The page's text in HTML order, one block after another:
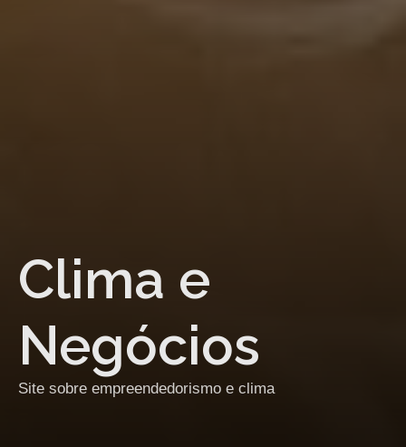
Clima e
Negócios
Site sobre empreendedorismo e clima